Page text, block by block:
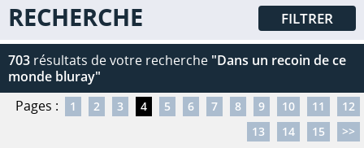
RECHERCHE FILTRER
703 résultats de votre recherche "Dans un recoin de ce
monde bluray"
Pages :
1 2 3 4 5 6 7 8 9 10 11
12
13
14 15
>>